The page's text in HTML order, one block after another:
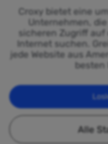
Croxy bietet eine
Unternehmen,
sicheren Zugriff auf
Internet suchen.
jede Website aus
besten
Alle